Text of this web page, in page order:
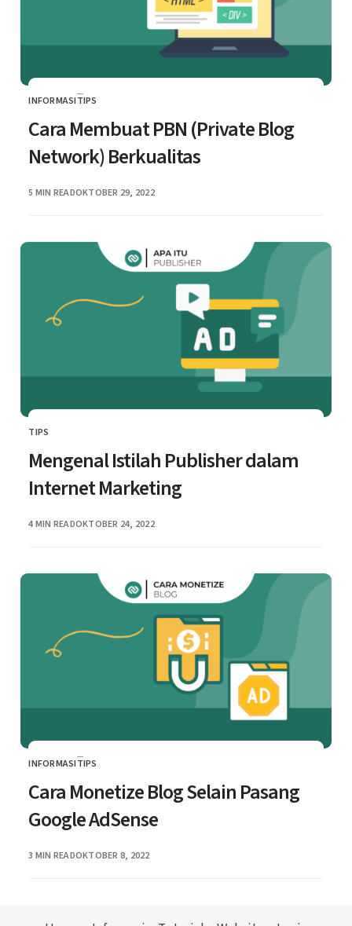
CATEGORY
INFORMASITIPS
Cara Membuat PBN (Private Blog
Network) Berkualitas
5 MIN READPUBLISHED
OKTOBER 29, 2022
CATEGORY
TIPS
Mengenal Istilah Publisher dalam
Internet Marketing
4 MIN READPUBLISHED
OKTOBER 24, 2022
CATEGORY
INFORMASITIPS
Cara Monetize Blog Selain Pasang
Google AdSense
3 MIN READPUBLISHED
OKTOBER 8, 2022